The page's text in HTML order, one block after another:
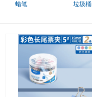
蜡笔 垃圾桶